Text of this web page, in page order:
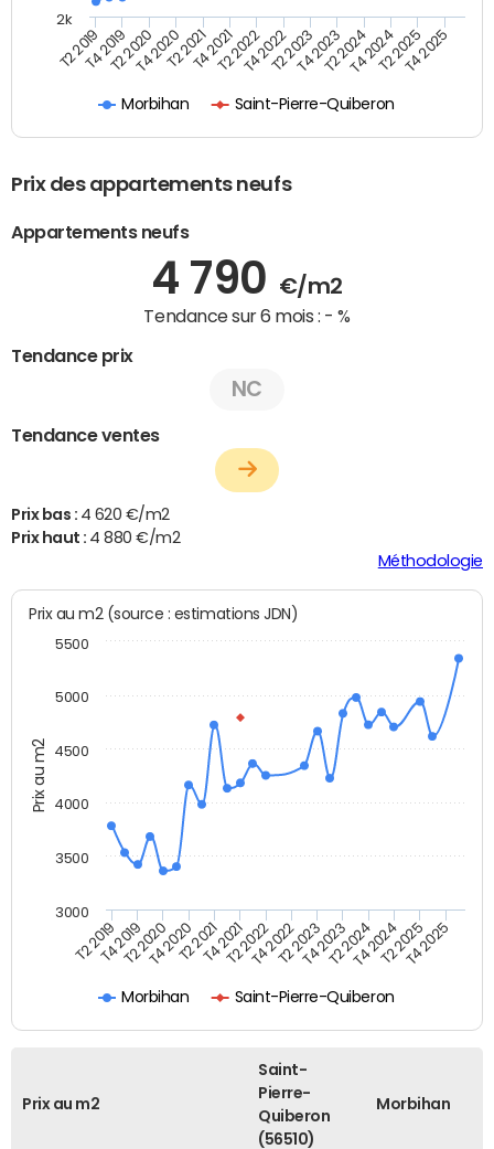
Morbihan Saint-Pierre-Quiberon
T2 2019T4 2019T2 2020T4 2020T2 2021T4 2021T2 2022T4 2022T2 2023T4 2023T2 2024T4 2024T2 2025T4 2025
2k
Prix des appartements neufs
Appartements neufs
4 790 €/m2
Tendance sur 6 mois : - %
Tendance prix
NC
Tendance ventes
Prix bas : 4 620 €/m2
Prix haut : 4 880 €/m2
Méthodologie
Prix au m2
Prix au m2 (source : estimations JDN)
Morbihan Saint-Pierre-Quiberon
T2 2019T4 2019T2 2020T4 2020T2 2021T4 2021T2 2022T4 2022T2 2023T4 2023T2 2024T4 2024T2 2025T4 2025
3000
3500
4000
4500
5000
5500
Prix au m2
Saint-
Pierre-
Quiberon
(56510)
Morbihan